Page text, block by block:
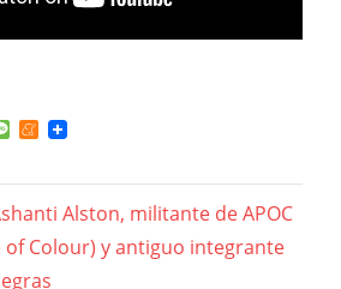
MessageMeneame
Alston, militante de APOC
of Colour) y antiguo integrante